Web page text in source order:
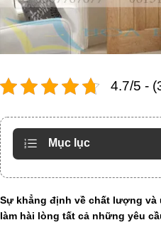
4.7/5 -
Mục lục
Sự khẳng định về chất lượng và
làm hài lòng tất cả những yêu